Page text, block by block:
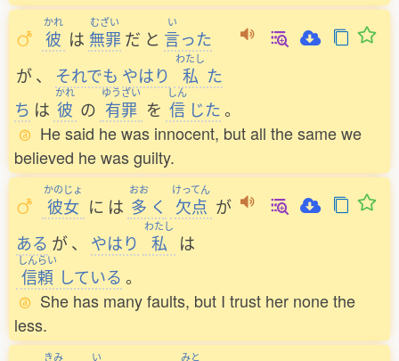
かれ
彼 は
むざい
無罪 だ と
い
言った
が、 それでも やはり
わたし
私 た
ち は
かれ
彼 の
ゆうざい
有罪 を
しん
信 じた。
He said he was innocent, but all the same we
believed he was guilty.
かのじょ
彼女 に は
おお
多 く
けってん
欠点 が
ある が、 やはり
わたし
私 は
しんらい
信頼 している 。
She has many faults, but I trust her none the
less.
きみ い みと